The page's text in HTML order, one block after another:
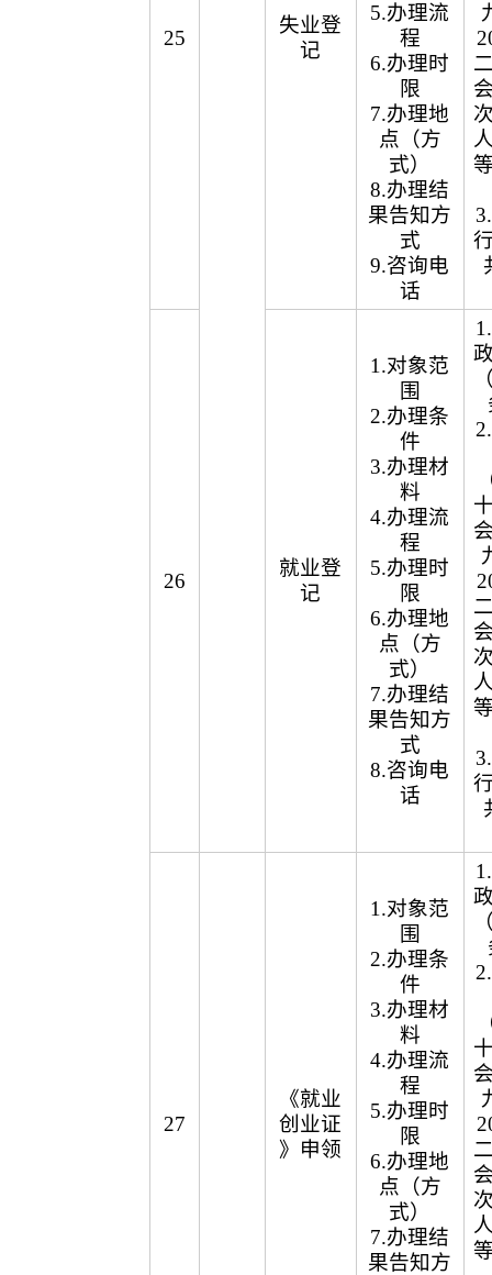
25
失业登
记
5.办理流
程
6.办理时
限
7.办理地
点（方
式）
8.办理结
果告知方
式
9.咨询电
话
26
就业登
记
1.对象范
围
2.办理条
件
3.办理材
料
4.办理流
程
5.办理时
限
6.办理地
点（方
式）
7.办理结
果告知方
式
8.咨询电
话
27
《就业
创业证
》申领
1.对象范
围
2.办理条
件
3.办理材
料
4.办理流
程
5.办理时
限
6.办理地
点（方
式）
7.办理结
果告知方